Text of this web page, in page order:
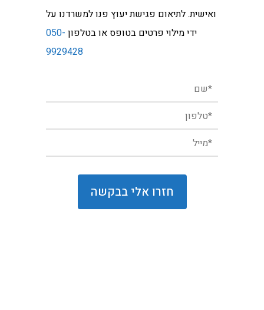
ואישית. לתיאום פגישת יעוץ פנו למשרדנו על
ידי מילוי פרטים בטופס או בטלפון 050-
9929428